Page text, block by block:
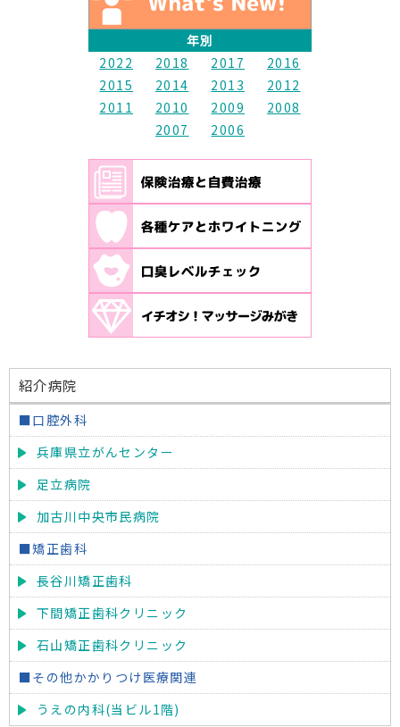
年別
2022
2018 2017
2016
2015
2014 2013
2012
2011
2010 2009
2008
2007
2006
紹介病院
■口腔外科
兵庫県立がんセンター
足立病院
加古川中央市民病院
■矯正歯科
長谷川矯正歯科
下間矯正歯科クリニック
石山矯正歯科クリニック
■その他かかりつけ医療関連
うえの内科(当ビル1階)